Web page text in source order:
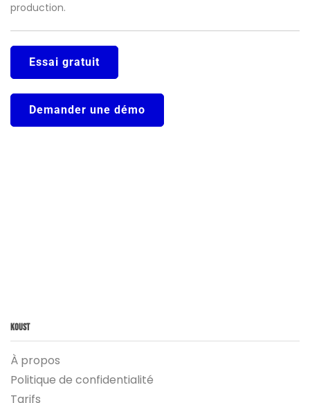
production.
Essai gratuit
Demander une démo
Koust
À propos
Politique de confidentialité
Tarifs